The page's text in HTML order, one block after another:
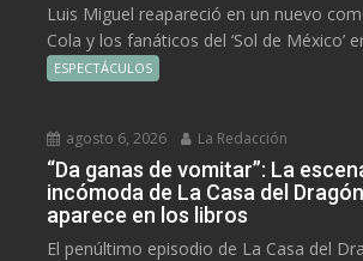
Luis Miguel reapareció en un nuevo
Cola y los fanáticos del ‘Sol de México’
ESPECTÁCULOS
agosto 6, 2026 La Redacción
“Da ganas de vomitar”: La
incómoda de La Casa del
aparece en los libros
El penúltimo episodio de La Casa del